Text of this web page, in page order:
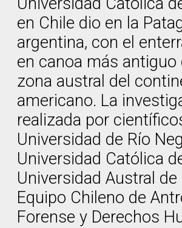
en Chile dio en la
argentina, con el
en canoa más antiguo
zona austral del
americano. La
realizada por
Universidad de Río
Universidad Católica
Universidad Austral de
Equipo Chileno de
Forense y Derechos